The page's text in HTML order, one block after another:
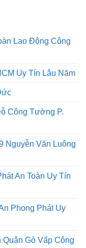
Lao Động Công
Uy Tín Lâu Năm
Công Tường P.
Nguyễn Văn Luông
An Toàn Uy Tín
Phong Phát Uy
Gò Vấp Công